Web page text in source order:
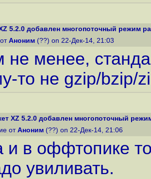
5.2.0 добавлен многопоточный режим
Аноним (??) on 22-Дек-14, 21:03
не менее,
то не gzip/bzip/
XZ 5.2.0 добавлен многопоточный
от Аноним (??) on 22-Дек-14, 21:06
и в оффтопике
увиливать.